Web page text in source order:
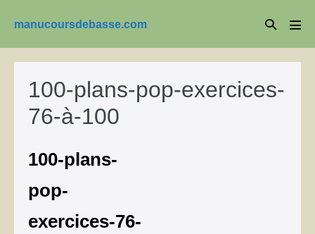
contenu
manucoursdebasse.com
Basculer
recherche
le
100-plans-pop-exercices-
76-à-100
100-plans-
pop-
exercices-76-